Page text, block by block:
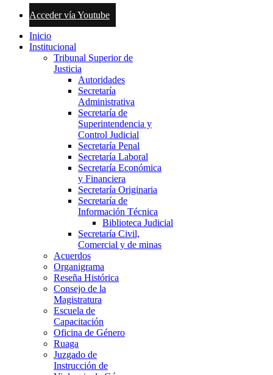
Acceder vía Youtube
Inicio
Institucional
Tribunal Superior de
Justicia
Autoridades
Secretaría
Administrativa
Secretaría de
Superintendencia y
Control Judicial
Secretaría Penal
Secretaría Laboral
Secretaría Económica
y Financiera
Secretaría Originaria
Secretaría de
Información Técnica
Biblioteca Judicial
Secretaría Civil,
Comercial y de minas
Acuerdos
Organigrama
Reseña Histórica
Consejo de la
Magistratura
Escuela de
Capacitación
Oficina de Género
Ruaga
Juzgado de
Instrucción de